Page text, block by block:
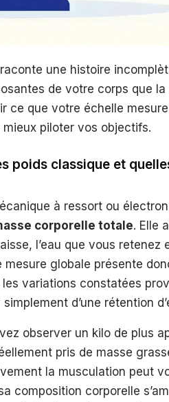
une histoire
de votre corps que
ce que votre échelle
piloter vos objectifs.
poids classique et
à ressort ou
corporelle totale. Elle
l’eau que vous retenez
globale présente
variations constatées
d’une rétention
observer un kilo de plus
pris de masse
la musculation peut
composition corporelle